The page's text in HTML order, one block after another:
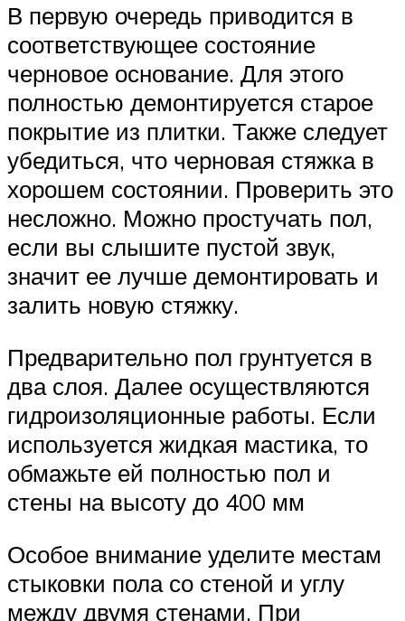
В первую очередь приводится в
соответствующее состояние
черновое основание. Для этого
полностью демонтируется старое
покрытие из плитки. Также следует
убедиться, что черновая стяжка в
хорошем состоянии. Проверить это
несложно. Можно простучать пол,
если вы слышите пустой звук,
значит ее лучше демонтировать и
залить новую стяжку.
Предварительно пол грунтуется в
два слоя. Далее осуществляются
гидроизоляционные работы. Если
используется жидкая мастика, то
обмажьте ей полностью пол и
стены на высоту до 400 мм
Особое внимание уделите местам
стыковки пола со стеной и углу
между двумя стенами. При